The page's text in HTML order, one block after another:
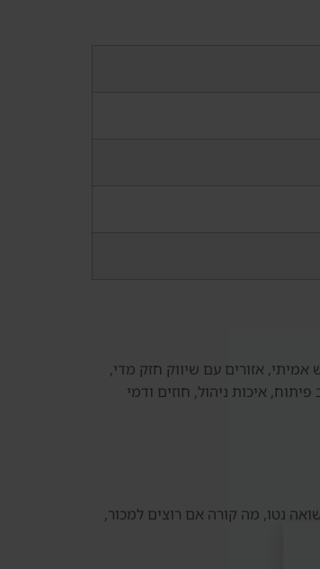
אזורים עם שיווק חזק מדי,
איכות ניהול, חוזים ודמי
נטו, מה קורה אם רוצים למכור,